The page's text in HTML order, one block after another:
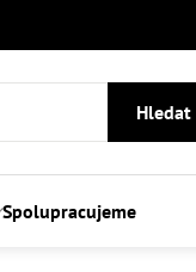
Hledat
Spolupracujeme